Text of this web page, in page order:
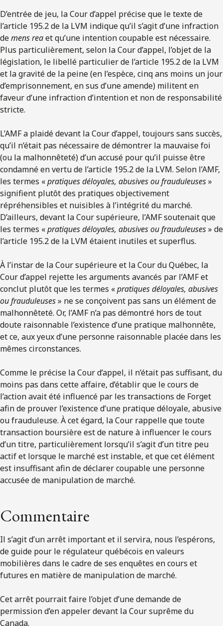
D’entrée de jeu, la Cour d’appel précise que le texte de
l’article 195.2 de la LVM indique qu’il s’agit d’une infraction
demens reaet qu’une intention coupable est nécessaire.
Plus particulièrement, selon la Cour d’appel, l’objet de la
législation, le libellé particulier de l’article 195.2 de la LVM
et la gravité de la peine (en l’espèce, cinq ans moins un jour
d’emprisonnement, en sus d’une amende) militent en
faveur d’une infraction d’intention et non de responsabilité
stricte.
L’AMF a plaidé devant la Cour d’appel, toujours sans succès,
qu’il n’était pas nécessaire de démontrer la mauvaise foi
(ou la malhonnêteté) d’un accusé pour qu’il puisse être
condamné en vertu de l’article 195.2 de la LVM. Selon l’AMF,
les termes «pratiques déloyales, abusives ou frauduleuses»
signifient plutôt des pratiques objectivement
répréhensibles et nuisibles à l’intégrité du marché.
D’ailleurs, devant la Cour supérieure, l’AMF soutenait que
les termes «pratiques déloyales, abusives ou frauduleuses» de
l’article 195.2 de la LVM étaient inutiles et superflus.
À l’instar de la Cour supérieure et la Cour du Québec, la
Cour d’appel rejette les arguments avancés par l’AMF et
conclut plutôt que les termes «pratiques déloyales, abusives
ou frauduleuses» ne se conçoivent pas sans un élément de
malhonnêteté. Or, l’AMF n’a pas démontré hors de tout
doute raisonnable l’existence d’une pratique malhonnête,
et ce, aux yeux d’une personne raisonnable placée dans les
mêmes circonstances.
Comme le précise la Cour d’appel, il n’était pas suffisant, du
moins pas dans cette affaire, d’établir que le cours de
l’action avait été influencé par les transactions de Forget
afin de prouver l’existence d’une pratique déloyale, abusive
ou frauduleuse. À cet égard, la Cour rappelle que toute
transaction boursière est de nature à influencer le cours
d’un titre, particulièrement lorsqu’il s’agit d’un titre peu
actif et lorsque le marché est instable, et que cet élément
est insuffisant afin de déclarer coupable une personne
accusée de manipulation de marché.
Commentaire
Il s’agit d’un arrêt important et il servira, nous l’espérons,
de guide pour le régulateur québécois en valeurs
mobilières dans le cadre de ses enquêtes en cours et
futures en matière de manipulation de marché.
Cet arrêt pourrait faire l’objet d’une demande de
permission d’en appeler devant la Cour suprême du
Canada.